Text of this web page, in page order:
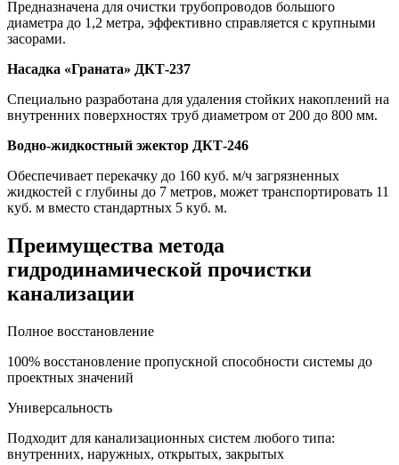
Предназначена для очистки трубопроводов большого
диаметра до 1,2 метра, эффективно справляется с крупными
засорами.
Насадка «Граната» ДКТ-237
Специально разработана для удаления стойких накоплений на
внутренних поверхностях труб диаметром от 200 до 800 мм.
Водно-жидкостный эжектор ДКТ-246
Обеспечивает перекачку до 160 куб. м/ч загрязненных
жидкостей с глубины до 7 метров, может транспортировать 11
куб. м вместо стандартных 5 куб. м.
Преимущества метода
гидродинамической прочистки
канализации
Полное восстановление
100% восстановление пропускной способности системы до
проектных значений
Универсальность
Подходит для канализационных систем любого типа:
внутренних, наружных, открытых, закрытых